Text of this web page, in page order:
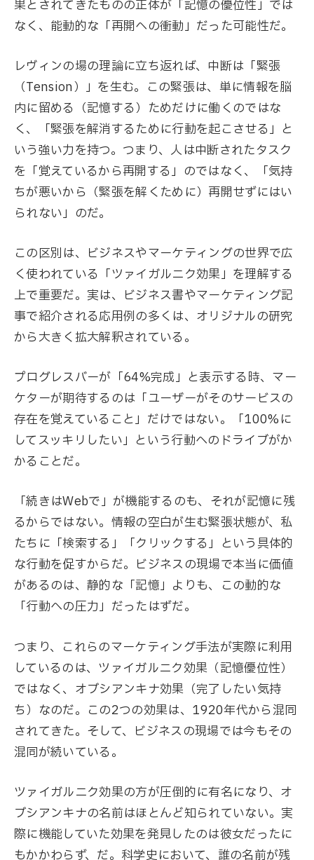
果とされてきたものの正体が「記憶の優位性」では
なく、能動的な「再開への衝動」だった可能性だ。
レヴィンの場の理論に立ち返れば、中断は「緊張
（Tension）」を生む。この緊張は、単に情報を脳
内に留める（記憶する）ためだけに働くのではな
く、「緊張を解消するために行動を起こさせる」と
いう強い力を持つ。つまり、人は中断されたタスク
を「覚えているから再開する」のではなく、「気持
ちが悪いから（緊張を解くために）再開せずにはい
られない」のだ。
この区別は、ビジネスやマーケティングの世界で広
く使われている「ツァイガルニク効果」を理解する
上で重要だ。実は、ビジネス書やマーケティング記
事で紹介される応用例の多くは、オリジナルの研究
から大きく拡大解釈されている。
プログレスバーが「64%完成」と表示する時、マー
ケターが期待するのは「ユーザーがそのサービスの
存在を覚えていること」だけではない。「100%に
してスッキリしたい」という行動へのドライブがか
かることだ。
「続きはWebで」が機能するのも、それが記憶に残
るからではない。情報の空白が生む緊張状態が、私
たちに「検索する」「クリックする」という具体的
な行動を促すからだ。ビジネスの現場で本当に価値
があるのは、静的な「記憶」よりも、この動的な
「行動への圧力」だったはずだ。
つまり、これらのマーケティング手法が実際に利用
しているのは、ツァイガルニク効果（記憶優位性）
ではなく、オブシアンキナ効果（完了したい気持
ち）なのだ。この2つの効果は、1920年代から混同
されてきた。そして、ビジネスの現場では今もその
混同が続いている。
ツァイガルニク効果の方が圧倒的に有名になり、オ
ブシアンキナの名前はほとんど知られていない。実
際に機能していた効果を発見したのは彼女だったに
もかかわらず、だ。科学史において、誰の名前が残